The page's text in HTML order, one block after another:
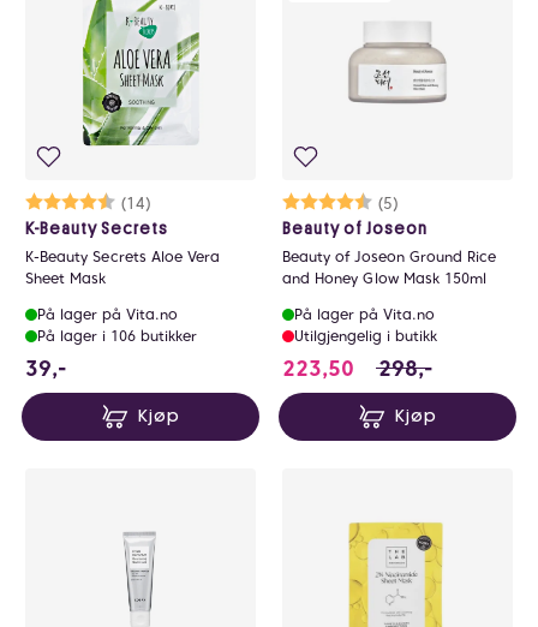
Karakter:
(14)
4.1 av 5 mulige
K-Beauty Secrets
K-Beauty Secrets Aloe Vera
Sheet Mask
På lager på Vita.no
På lager i 106 butikker
39,-
Kjøp
Karakter:
(5)
4.6 av 5 mulige
Beauty of Joseon
Beauty of Joseon Ground Rice
and Honey Glow Mask 150ml
På lager på Vita.no
Utilgjengelig i butikk
223,50 223.5 i stedet for
298,-
Kjøp